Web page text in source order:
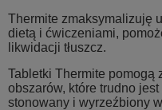
Thermite zmaksymalizuję
dietą i ćwiczeniami,
likwidacji tłuszcz.
Tabletki Thermite pomogą
obszarów, które trudno
stonowany i wyrzeźbiony